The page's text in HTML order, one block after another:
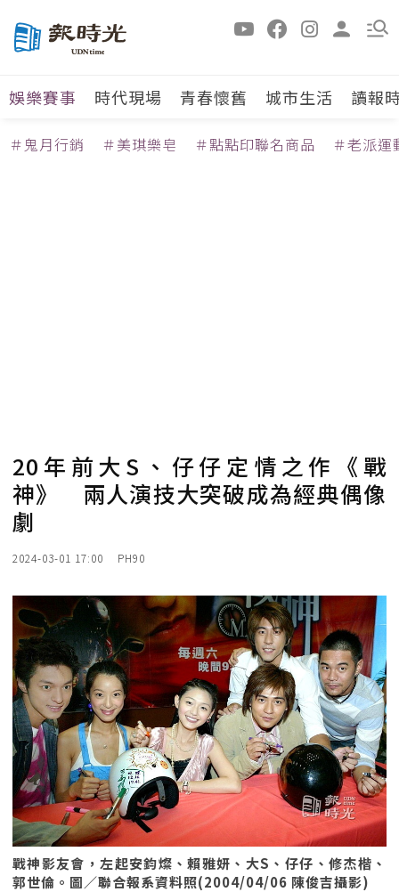
娛樂賽事 時代現場 青春懷舊 城市生活 讀報
＃鬼月行銷 ＃美琪樂皂 ＃點點印聯名商品 ＃老派運
20年前大S、仔仔定情之作《戰
神》 兩人演技大突破成為經典偶像
劇
2024-03-01 17:00 PH90
戰神影友會，左起安鈞燦、賴雅妍、大S、仔仔、修杰楷、
郭世倫。圖／聯合報系資料照(2004/04/06 陳俊吉攝影)